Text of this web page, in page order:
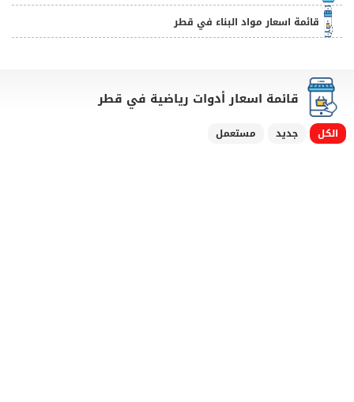
قائمة اسعار مواد البناء في قطر
قائمة اسعار أدوات رياضية في قطر
الكل جديد مستعمل